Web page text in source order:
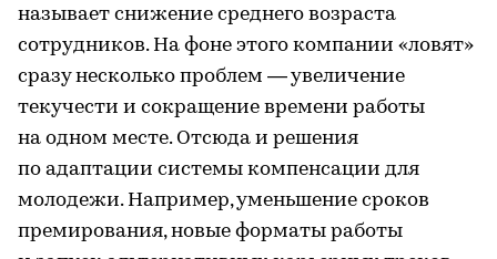
называет снижение среднего возраста
сотрудников. На фоне этого компании «ловят»
сразу несколько проблем — увеличение
текучести и сокращение времени работы
на одном месте. Отсюда и решения
по адаптации системы компенсации для
молодежи. Например, уменьшение сроков
премирования, новые форматы работы